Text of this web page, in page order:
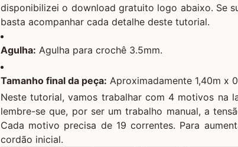
disponibilizei o download gratuito logo abaixo. Se
basta acompanhar cada detalhe deste tutorial.
Agulha: Agulha para crochê 3.5mm.
Tamanho final da peça: Aproximadamente 1,40m x
Neste tutorial, vamos trabalhar com 4 motivos na
lembre-se que, por ser um trabalho manual, a
Cada motivo precisa de 19 correntes. Para
cordão inicial.